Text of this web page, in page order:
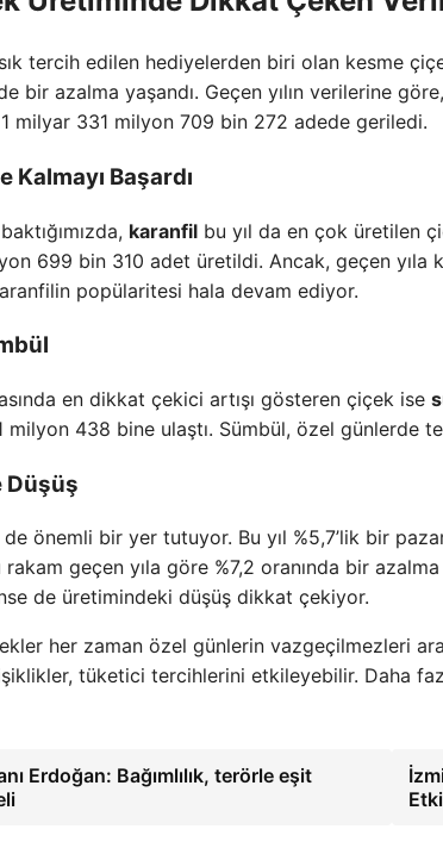
tercih edilen hediyelerden biri olan kesme
bir azalma yaşandı. Geçen yılın verilerine
milyar 331 milyon 709 bin 272 adede geriledi.
Kalmayı Başardı
karanfil bu yıl da en çok üretilen
699 bin 310 adet üretildi. Ancak, geçen yıla
popülaritesi hala devam ediyor.
en dikkat çekici artışı gösteren çiçek ise
milyon 438 bine ulaştı. Sümbül, özel günlerde
Düşüş
önemli bir yer tutuyor. Bu yıl %5,7’lik bir
geçen yıla göre %7,2 oranında bir
de üretimindeki düşüş dikkat çekiyor.
her zaman özel günlerin vazgeçilmezleri
tüketici tercihlerini etkileyebilir. Daha
Erdoğan: Bağımlılık, terörle eşit